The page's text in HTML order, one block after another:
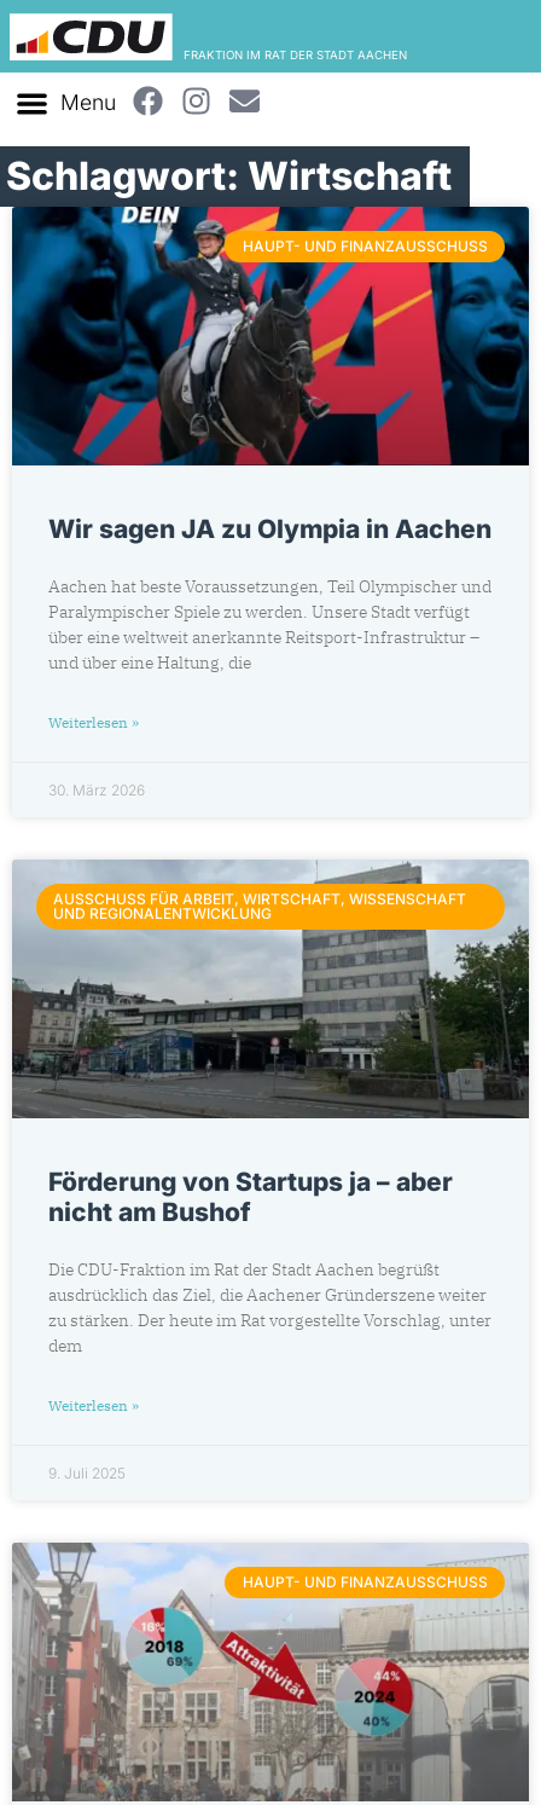
FRAKTION IM RAT DER STADT AACHEN
Schlagwort: Wirtschaft
HAUPT- UND FINANZAUSSCHUSS
Wir sagen JA zu Olympia in Aachen
Aachen hat beste Voraussetzungen, Teil Olympischer und
Paralympischer Spiele zu werden. Unsere Stadt verfügt
über eine weltweit anerkannte Reitsport-Infrastruktur –
und über eine Haltung, die
Weiterlesen »
30. März 2026
AUSSCHUSS FÜR ARBEIT, WIRTSCHAFT, WISSENSCHAFT
UND REGIONALENTWICKLUNG
Förderung von Startups ja – aber
nicht am Bushof
Die CDU-Fraktion im Rat der Stadt Aachen begrüßt
ausdrücklich das Ziel, die Aachener Gründerszene weiter
zu stärken. Der heute im Rat vorgestellte Vorschlag, unter
dem
Weiterlesen »
9. Juli 2025
HAUPT- UND FINANZAUSSCHUSS